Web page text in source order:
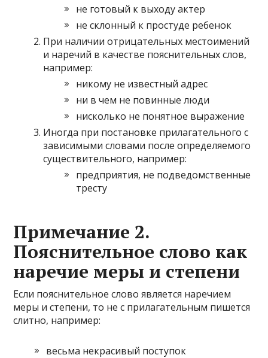
не готовый к выходу актер
не склонный к простуде ребенок
При наличии отрицательных местоимений
и наречий в качестве пояснительных слов,
например:
никому не известный адрес
ни в чем не повинные люди
нисколько не понятное выражение
Иногда при постановке прилагательного с
зависимыми словами после определяемого
существительного, например:
предприятия, не подведомственные
тресту
Примечание 2.
Пояснительное слово как
наречие меры и степени
Если пояснительное слово является наречием
меры и степени, то не с прилагательным пишется
слитно, например:
весьма некрасивый поступок